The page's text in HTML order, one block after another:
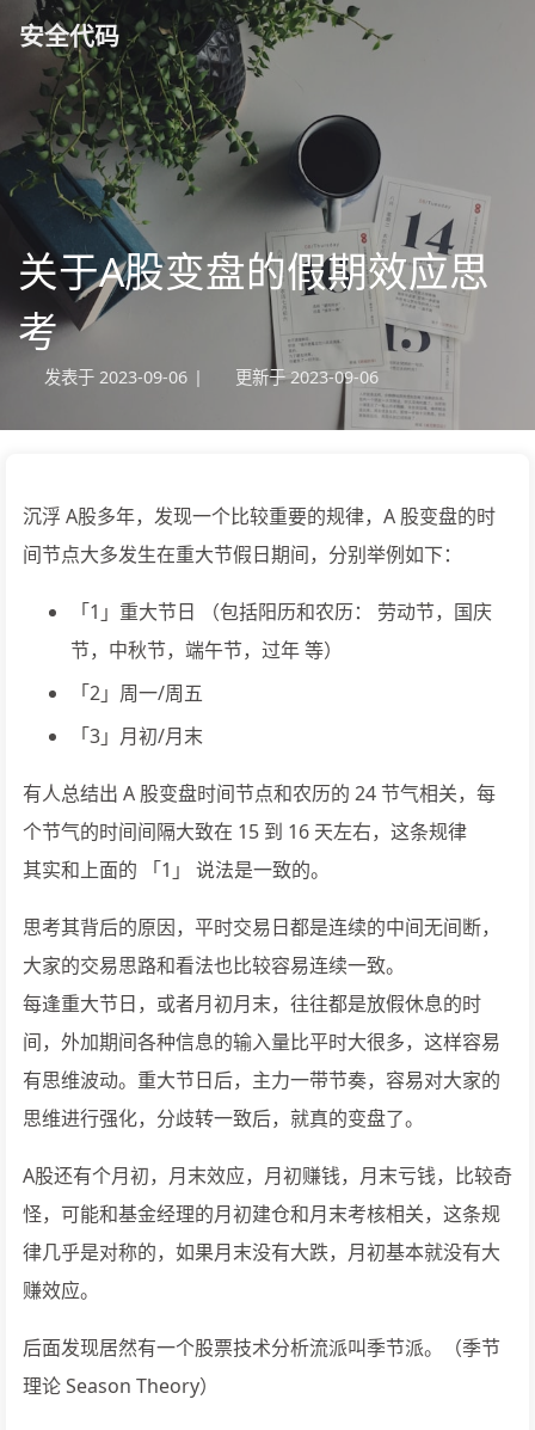
安全代码
关于A股变盘的假期效应思
考
发表于 2023-09-06 | 更新于 2023-09-06
沉浮 A股多年，发现一个比较重要的规律，A 股变盘的时
间节点大多发生在重大节假日期间，分别举例如下：
「1」重大节日 （包括阳历和农历： 劳动节，国庆
节，中秋节，端午节，过年 等）
「2」周一/周五
「3」月初/月末
有人总结出 A 股变盘时间节点和农历的 24 节气相关，每
个节气的时间间隔大致在 15 到 16 天左右，这条规律
其实和上面的 「1」 说法是一致的。
思考其背后的原因，平时交易日都是连续的中间无间断，
大家的交易思路和看法也比较容易连续一致。
每逢重大节日，或者月初月末，往往都是放假休息的时
间，外加期间各种信息的输入量比平时大很多，这样容易
有思维波动。重大节日后，主力一带节奏，容易对大家的
思维进行强化，分歧转一致后，就真的变盘了。
A股还有个月初，月末效应，月初赚钱，月末亏钱，比较奇
怪，可能和基金经理的月初建仓和月末考核相关，这条规
律几乎是对称的，如果月末没有大跌，月初基本就没有大
赚效应。
后面发现居然有一个股票技术分析流派叫季节派。（季节
理论 Season Theory）